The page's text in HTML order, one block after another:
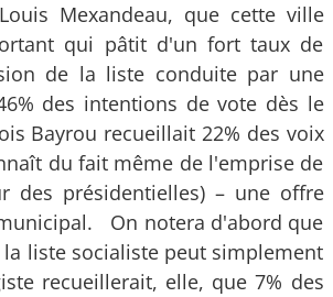
Mexandeau, que cette ville
qui pâtit d'un fort taux de
de la liste conduite par une
des intentions de vote dès le
Bayrou recueillait 22% des voix
du fait même de l'emprise de
des présidentielles) – une offre
On notera d'abord que
liste socialiste peut simplement
recueillerait, elle, que 7% des